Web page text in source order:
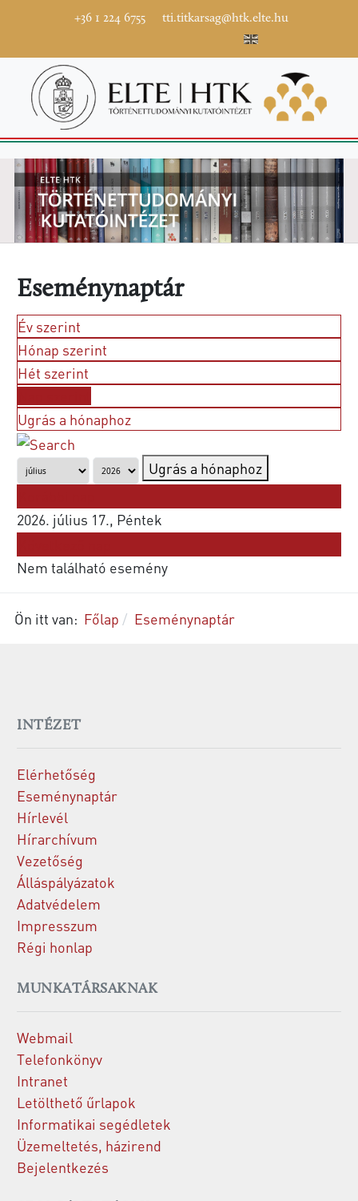
+36 1 224 6755 tti.titkarsag@htk.elte.hu
Eseménynaptár
Év szerint
Hónap szerint
Hét szerint
Ugrás a hónaphoz
Ugrás a hónaphoz
2026. július 17., Péntek
Nem található esemény
Ön itt van: Főlap Eseménynaptár
INTÉZET
Elérhetőség
Eseménynaptár
Hírlevél
Hírarchívum
Vezetőség
Álláspályázatok
Adatvédelem
Impresszum
Régi honlap
MUNKATÁRSAKNAK
Webmail
Telefonkönyv
Intranet
Letölthető űrlapok
Informatikai segédletek
Üzemeltetés, házirend
Bejelentkezés